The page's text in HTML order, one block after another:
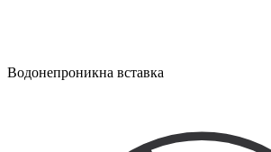
Водонепроникна вставка